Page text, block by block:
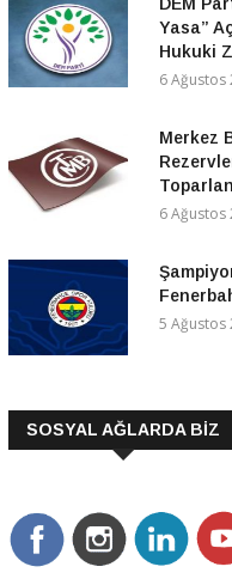
Yasa”
Hukuki
6 Ağustos
Merkez
6 Ağustos
5 Ağustos
SOSYAL AĞLARDA BİZ